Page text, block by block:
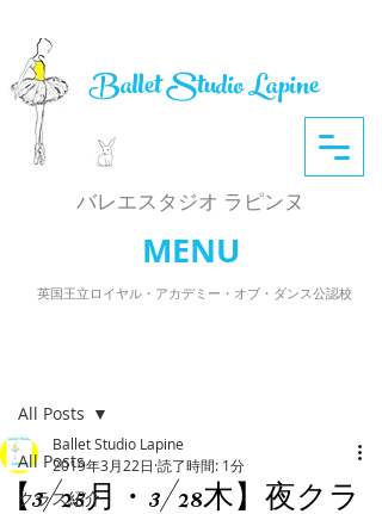
英国王立ロイヤル・アカデミー・オブ・ダンス公認校
​バレエスタジオ ラピンヌ
Ballet Studio Lapine
MENU
All Posts
クラス紹介
All Posts
【3/25月・3/28木】夜クラ
Ballet Studio Lapine
2019年3月22日 読了時間: 1分